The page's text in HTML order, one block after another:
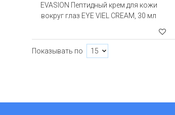
EVASION Пептидный крем для кожи
вокруг глаз EYE VIEL CREAM, 30 мл
Показывать по